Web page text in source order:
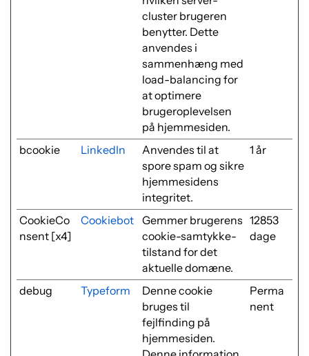
cluster brugeren
benytter. Dette
anvendes i
sammenhæng med
load-balancing for
at optimere
brugeroplevelsen
på hjemmesiden.
bcookie LinkedIn
Anvendes til at
spore spam og sikre
hjemmesidens
integritet.
1 år
CookieCo
nsent [x4]
Cookiebot Gemmer brugerens
cookie-samtykke-
tilstand for det
aktuelle domæne.
12853
dage
debug Typeform
Denne cookie
bruges til
fejlfinding på
hjemmesiden.
Perma
nent